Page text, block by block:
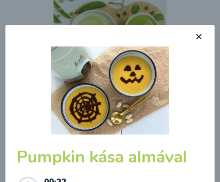
Borsóleves mentával
00:20 Megtekintése
Pumpkin kása almával